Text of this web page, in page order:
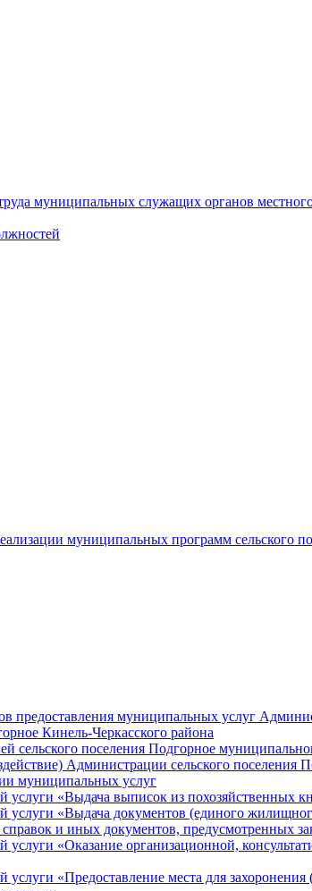
муниципальных служащих органов
муниципальных программ сельского
предоставления муниципальных услуг
Кинель-Черкасского района
поселения Подгорное
Администрации сельского
муниципальных услуг
«Выдача выписок из похозяйственных
«Выдача документов (единого
и иных документов, предусмотренных
«Оказание организационной,
«Предоставление места для